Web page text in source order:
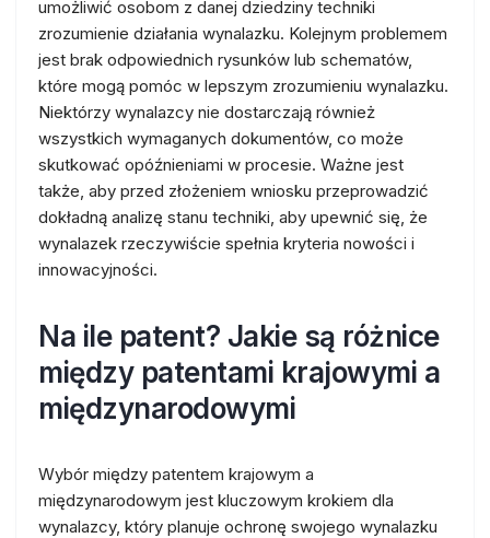
umożliwić osobom z danej dziedziny techniki
zrozumienie działania wynalazku. Kolejnym problemem
jest brak odpowiednich rysunków lub schematów,
które mogą pomóc w lepszym zrozumieniu wynalazku.
Niektórzy wynalazcy nie dostarczają również
wszystkich wymaganych dokumentów, co może
skutkować opóźnieniami w procesie. Ważne jest
także, aby przed złożeniem wniosku przeprowadzić
dokładną analizę stanu techniki, aby upewnić się, że
wynalazek rzeczywiście spełnia kryteria nowości i
innowacyjności.
Na ile patent? Jakie są różnice
między patentami krajowymi a
międzynarodowymi
Wybór między patentem krajowym a
międzynarodowym jest kluczowym krokiem dla
wynalazcy, który planuje ochronę swojego wynalazku